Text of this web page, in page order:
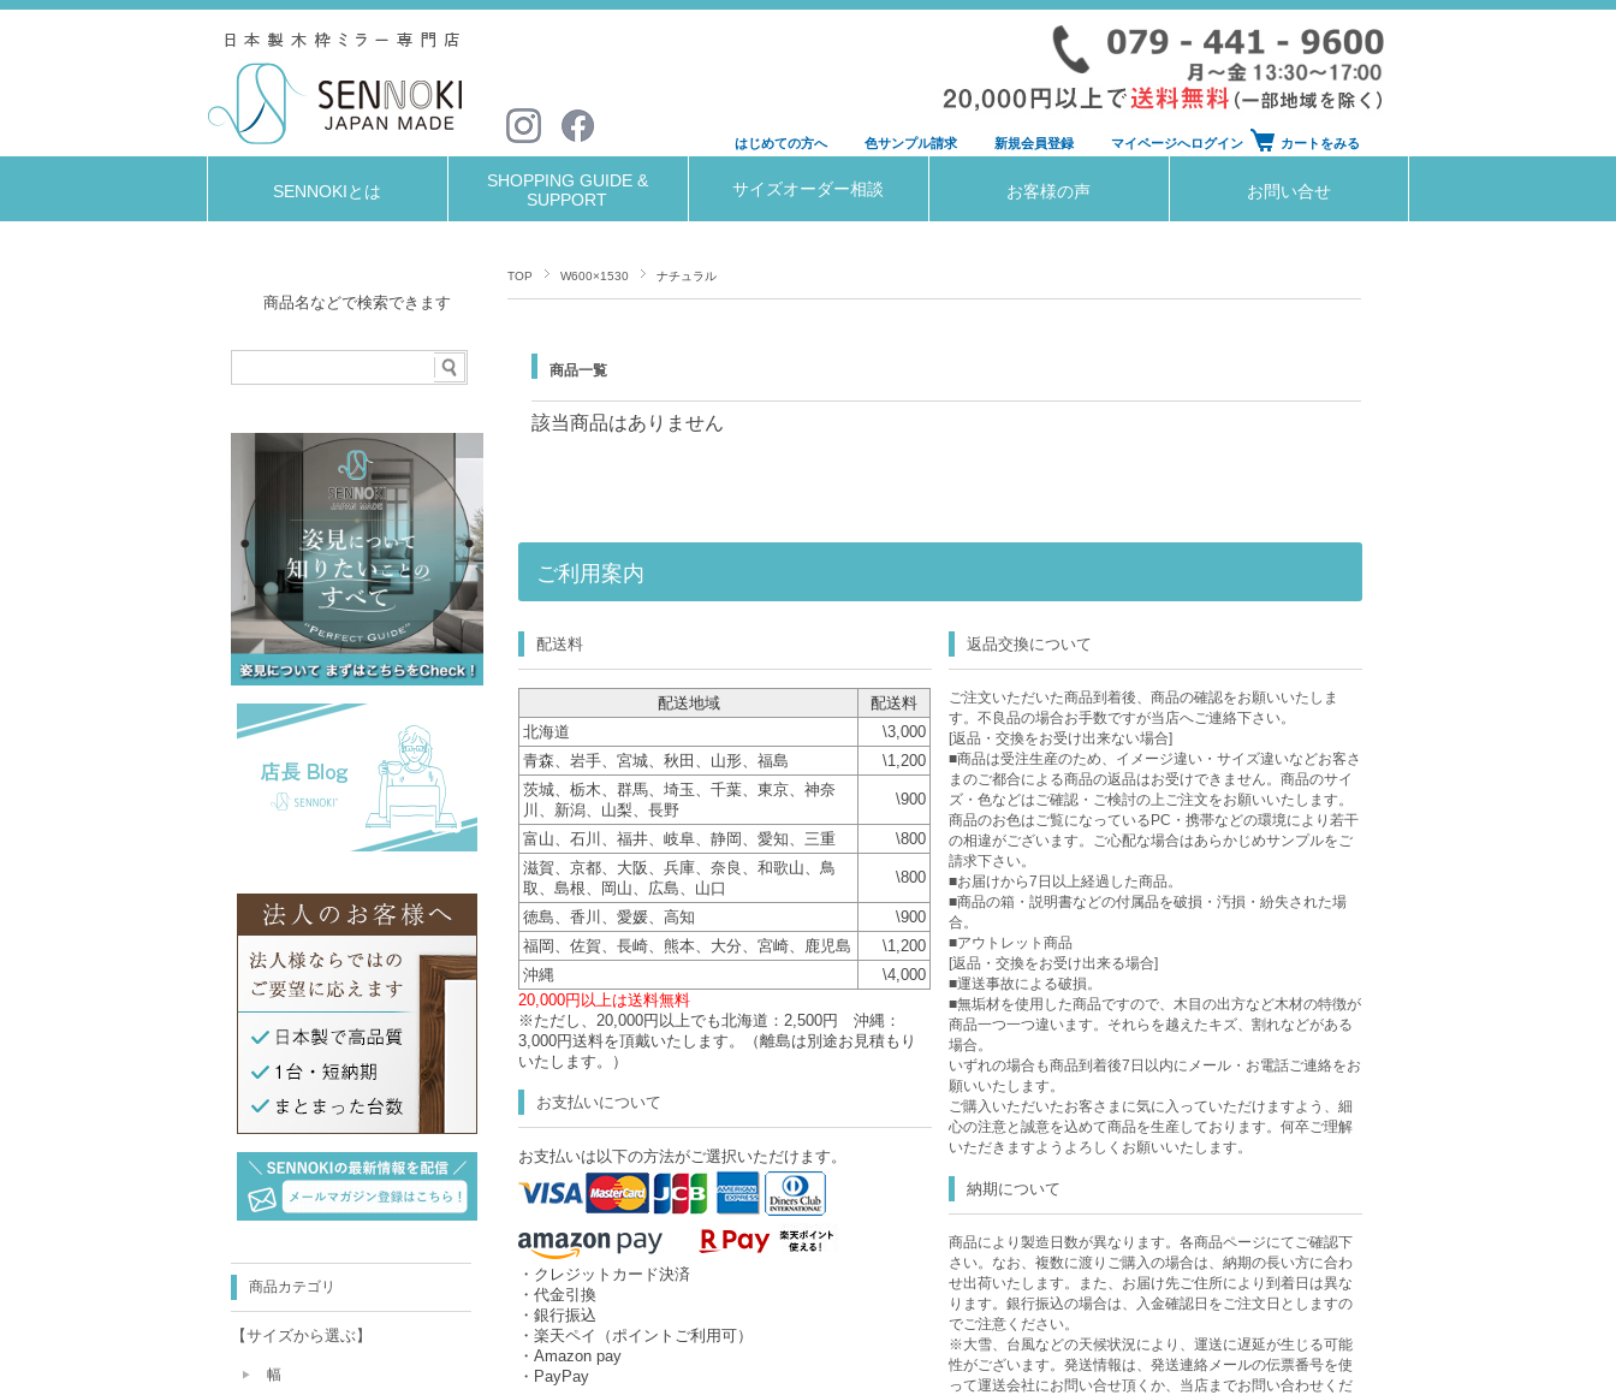
はじめての方へ 色サンプル請求 新規会員登録 マイページへログイン カートをみる
SENNOKIとは
SHOPPING GUIDE &
SUPPORT
サイズオーダー相談 お客様の声 お問い合せ
TOP W600×1530 ナチュラル
商品一覧
該当商品はありません
ご利用案内
配送料
配送地域
配送料
北海道
\3,000
青森、岩手、宮城、秋田、山形、福島
\1,200
茨城、栃木、群馬、埼玉、千葉、東京、神奈
川、新潟、山梨、長野
\900
富山、石川、福井、岐阜、静岡、愛知、三重
\800
滋賀、京都、大阪、兵庫、奈良、和歌山、鳥
取、島根、岡山、広島、山口
\800
徳島、香川、愛媛、高知
\900
福岡、佐賀、長崎、熊本、大分、宮崎、鹿児島
\1,200
沖縄
\4,000
20,000円以上は送料無料
※ただし、20,000円以上でも北海道：2,500円 沖縄：
3,000円送料を頂戴いたします。（離島は別途お見積もり
いたします。）
お支払いについて
お支払いは以下の方法がご選択いただけます。
・クレジットカード決済
・代金引換
・銀行振込
・楽天ペイ（ポイントご利用可）
・Amazon pay
・PayPay
返品交換について
ご注文いただいた商品到着後、商品の確認をお願いいたしま
す。不良品の場合お手数ですが当店へご連絡下さい。
[返品・交換をお受け出来ない場合]
■商品は受注生産のため、イメージ違い・サイズ違いなどお客さ
まのご都合による商品の返品はお受けできません。商品のサイ
ズ・色などはご確認・ご検討の上ご注文をお願いいたします。
商品のお色はご覧になっているPC・携帯などの環境により若干
の相違がございます。ご心配な場合はあらかじめサンプルをご
請求下さい。
■お届けから7日以上経過した商品。
■商品の箱・説明書などの付属品を破損・汚損・紛失された場
合。
■アウトレット商品
[返品・交換をお受け出来る場合]
■運送事故による破損。
■無垢材を使用した商品ですので、木目の出方など木材の特徴が
商品一つ一つ違います。それらを越えたキズ、割れなどがある
場合。
いずれの場合も商品到着後7日以内にメール・お電話ご連絡をお
願いいたします。
ご購入いただいたお客さまに気に入っていただけますよう、細
心の注意と誠意を込めて商品を生産しております。何卒ご理解
いただきますようよろしくお願いいたします。
納期について
商品により製造日数が異なります。各商品ページにてご確認下
さい。なお、複数に渡りご購入の場合は、納期の長い方に合わ
せ出荷いたします。また、お届け先ご住所により到着日は異な
ります。銀行振込の場合は、入金確認日をご注文日としますの
でご注意ください。
※大雪、台風などの天候状況により、運送に遅延が生じる可能
性がございます。発送情報は、発送連絡メールの伝票番号を使
って運送会社にお問い合せ頂くか、当店までお問い合わせくだ
商品名などで検索できます
商品カテゴリ
【サイズから選ぶ】
幅